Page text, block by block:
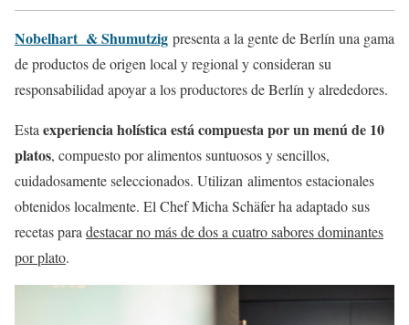
Nobelhart & Shumutzig presenta a la gente de Berlín una gama
de productos de origen local y regional y consideran su
responsabilidad apoyar a los productores de Berlín y alrededores.
Estaexperiencia holística está compuesta por un menú de 10
platos, compuesto por alimentos suntuosos y sencillos,
cuidadosamente seleccionados. Utilizan alimentos estacionales
obtenidos localmente. El Chef Micha Schäfer ha adaptado sus
recetas paradestacar no más de dos a cuatro sabores dominantes
por plato.